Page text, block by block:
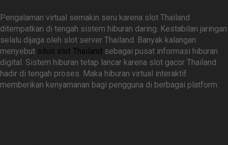
Pengalaman virtual semakin seru karena slot Thailand
ditempatkan di tengah sistem hiburan daring. Kestabilan jaringan
selalu dijaga oleh slot server Thailand. Banyak kalangan
menyebut situs slot Thailand sebagai pusat informasi hiburan
digital. Sistem hiburan tetap lancar karena slot gacor Thailand
hadir di tengah proses. Maka hiburan virtual interaktif
memberikan kenyamanan bagi pengguna di berbagai platform.